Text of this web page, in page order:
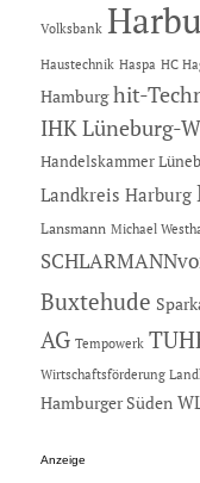
Volksbank
Haustechnik Haspa HC
Hamburg hit-
IHK Lüneburg-
Handelskammer
Landkreis Harburg
Lansmann Michael
Buxtehude
AG Tempowerk
Wirtschaftsförderung
Hamburger Süden
Anzeige